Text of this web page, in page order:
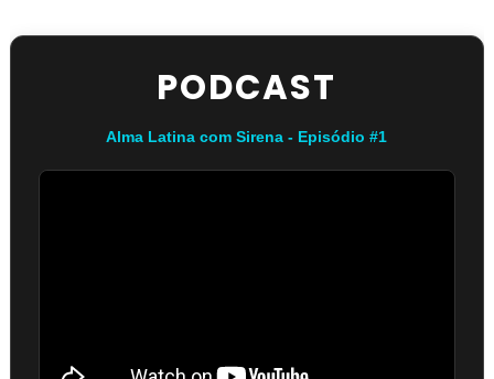
PODCAST
Alma Latina com Sirena - Episódio #1